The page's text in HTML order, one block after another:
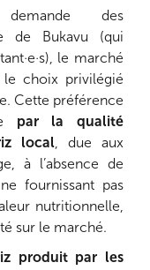
des
de Bukavu (qui
le marché
choix privilégié
Cette préférence
par la qualité
local, due aux
à l’absence de
fournissant pas
nutritionnelle,
sur le marché.
produit par les